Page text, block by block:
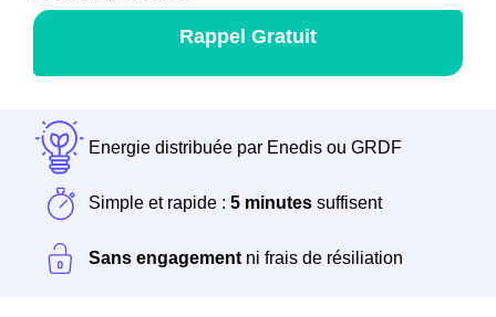
Rappel Gratuit
Energie distribuée par Enedis ou GRDF
Simple et rapide : 5 minutes suffisent
Sans engagement ni frais de résiliation